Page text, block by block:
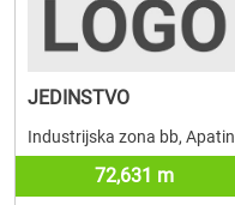
JEDINSTVO
Industrijska zona bb, Apatin
72,631 m